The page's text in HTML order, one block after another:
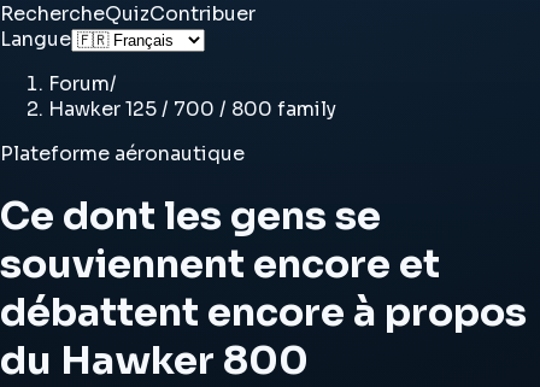
RechercheQuizContribuer
Langue
Forum/
Hawker 125 / 700 / 800 family
Plateforme aéronautique
Ce dont les gens se
souviennent encore et
débattent encore à propos
du Hawker 800